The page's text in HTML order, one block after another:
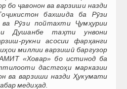
бо ҷавонон ва варзиши назди
бахшида ба Рӯзи
ва Рӯзи пойтахти Ҷумҳурии
Душанбе таҳти унвони
рукни асосии фарҳанги
миллии варзишӣ баргузор
АМИТ «Ховар» бо истинод ба
дастгоҳи марказии
ва варзиши назди Ҳукумати
медиҳад.